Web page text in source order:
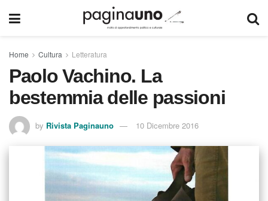
Home Cultura Letteratura
Paolo Vachino. La
bestemmia delle passioni
by Rivista Paginauno 10 Dicembre 2016